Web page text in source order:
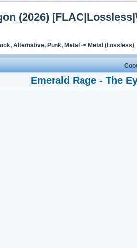
(2026)
Alternative, Punk, Metal -> Metal (Lossless)
Emerald Rage - The